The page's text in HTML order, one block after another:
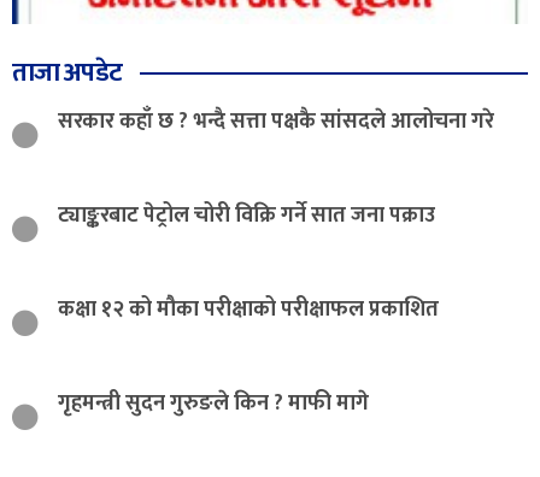
ताजा अपडेट
सरकार कहाँ छ ? भन्दै सत्ता पक्षकै सांसदले आलोचना गरे
ट्याङ्करबाट पेट्रोल चोरी विक्रि गर्ने सात जना पक्राउ
कक्षा १२ को मौका परीक्षाको परीक्षाफल प्रकाशित
गृहमन्त्री सुदन गुरुङले किन ? माफी मागे